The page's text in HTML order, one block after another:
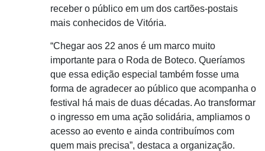
receber o público em um dos cartões-postais
mais conhecidos de Vitória.
“Chegar aos 22 anos é um marco muito
importante para o Roda de Boteco. Queríamos
que essa edição especial também fosse uma
forma de agradecer ao público que acompanha o
festival há mais de duas décadas. Ao transformar
o ingresso em uma ação solidária, ampliamos o
acesso ao evento e ainda contribuímos com
quem mais precisa”, destaca a organização.